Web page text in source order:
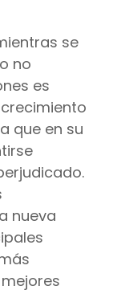
se
no
es
que en su
nueva